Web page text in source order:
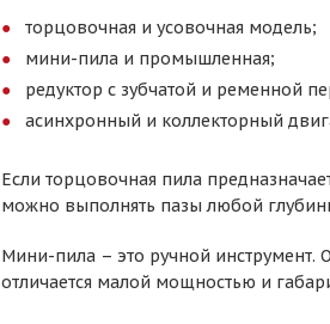
торцовочная и усовочная модель;
мини-пила и промышленная;
редуктор с зубчатой и ременной
асинхронный и коллекторный
Если торцовочная пила
можно выполнять пазы любой
Мини-пила – это ручной инструмент.
отличается малой мощностью и